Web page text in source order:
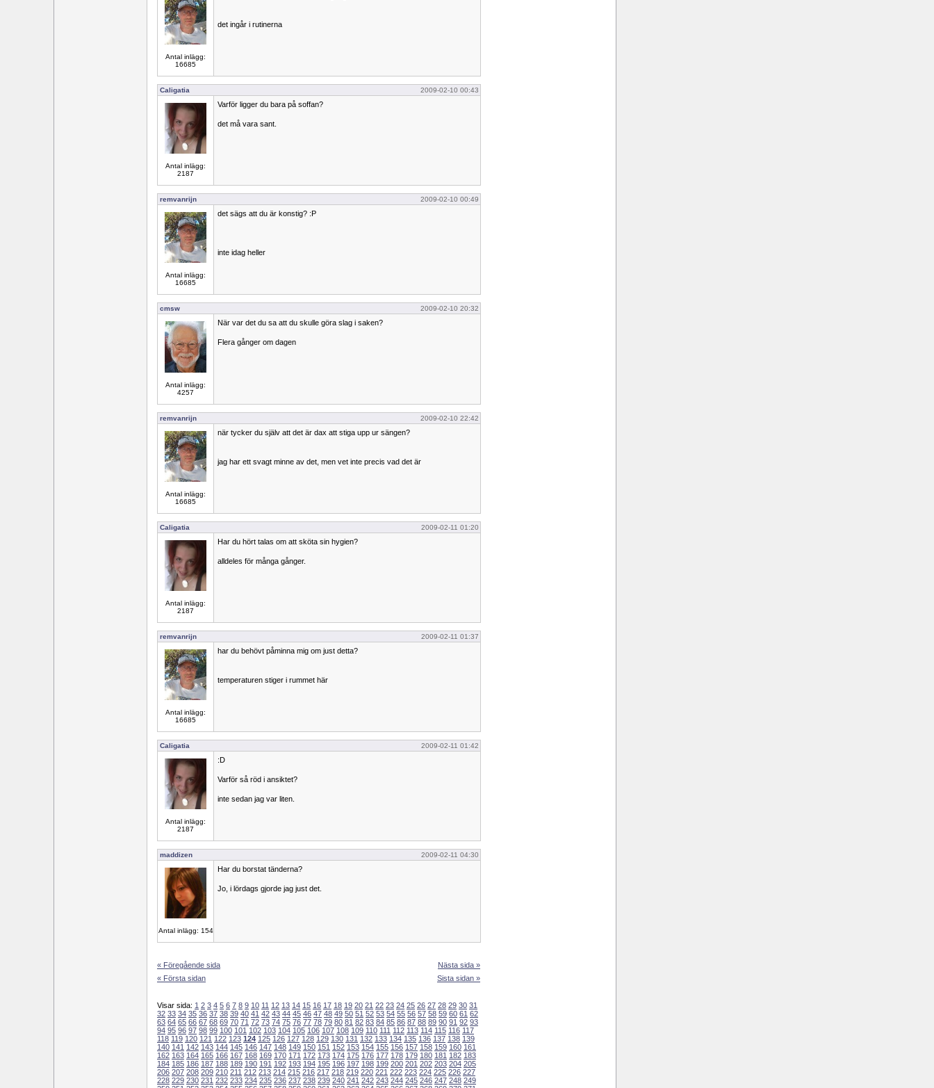
Antal inlägg:
16685
det ingår i rutinerna
Caligatia 2009-02-10 00:43
Antal inlägg:
2187
Varför ligger du bara på soffan?
det må vara sant.
remvanrijn 2009-02-10 00:49
Antal inlägg:
16685
det sägs att du är konstig? :P
inte idag heller
cmsw 2009-02-10 20:32
Antal inlägg:
4257
När var det du sa att du skulle göra slag i saken?
Flera gånger om dagen
remvanrijn 2009-02-10 22:42
Antal inlägg:
16685
när tycker du själv att det är dax att stiga upp ur sängen?
jag har ett svagt minne av det, men vet inte precis vad det är
Caligatia 2009-02-11 01:20
Antal inlägg:
2187
Har du hört talas om att sköta sin hygien?
alldeles för många gånger.
remvanrijn 2009-02-11 01:37
Antal inlägg:
16685
har du behövt påminna mig om just detta?
temperaturen stiger i rummet här
Caligatia 2009-02-11 01:42
Antal inlägg:
2187
:D
Varför så röd i ansiktet?
inte sedan jag var liten.
maddizen 2009-02-11 04:30
Antal inlägg: 154
Har du borstat tänderna?
Jo, i lördags gjorde jag just det.
« Föregående sida
« Första sidan
Nästa sida »
Sista sidan »
Visar sida: 1 2 3 4 5 6 7 8 9 10 11 12 13 14 15 16 17 18 19 20 21 22 23 24 25 26 27 28 29 30 31
32 33 34 35 36 37 38 39 40 41 42 43 44 45 46 47 48 49 50 51 52 53 54 55 56 57 58 59 60 61 62
63 64 65 66 67 68 69 70 71 72 73 74 75 76 77 78 79 80 81 82 83 84 85 86 87 88 89 90 91 92 93
94 95 96 97 98 99 100 101 102 103 104 105 106 107 108 109 110 111 112 113 114 115 116 117
118 119 120 121 122 123 124 125 126 127 128 129 130 131 132 133 134 135 136 137 138 139
140 141 142 143 144 145 146 147 148 149 150 151 152 153 154 155 156 157 158 159 160 161
162 163 164 165 166 167 168 169 170 171 172 173 174 175 176 177 178 179 180 181 182 183
184 185 186 187 188 189 190 191 192 193 194 195 196 197 198 199 200 201 202 203 204 205
206 207 208 209 210 211 212 213 214 215 216 217 218 219 220 221 222 223 224 225 226 227
228 229 230 231 232 233 234 235 236 237 238 239 240 241 242 243 244 245 246 247 248 249